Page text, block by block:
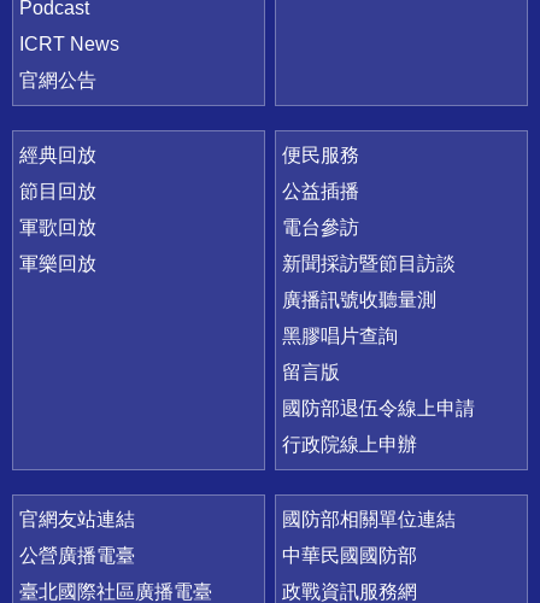
Podcast
ICRT News
官網公告
經典回放
節目回放
軍歌回放
軍樂回放
便民服務
公益插播
電台參訪
新聞採訪暨節目訪談
廣播訊號收聽量測
黑膠唱片查詢
留言版
國防部退伍令線上申請
行政院線上申辦
官網友站連結
公營廣播電臺
臺北國際社區廣播電臺
國防部相關單位連結
中華民國國防部
政戰資訊服務網